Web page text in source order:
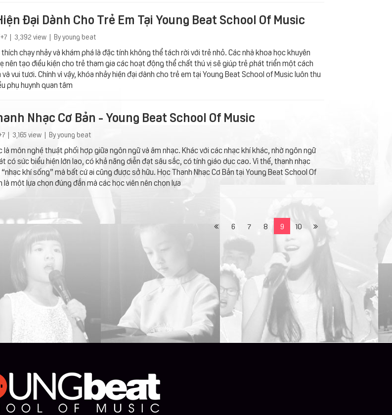
Đại Dành Cho Trẻ Em Tại Young Beat School Of Music
| 3,392 view | By young beat
chạy nhảy và khám phá là đặc tính không thể tách rời với trẻ nhỏ. Các nhà khoa học khuyên
nên tạo điều kiện cho trẻ tham gia các hoạt động thể chất thú vị sẽ giúp trẻ phát triển một cách
vui tươi. Chính vì vậy, khóa nhảy hiện đại dành cho trẻ em tại Young Beat School of Music luôn thu
phụ huynh quan tâm
Nhạc Cơ Bản - Young Beat School Of Music
| 3,165 view | By young beat
là môn nghệ thuật phối hợp giữa ngôn ngữ và âm nhạc. Khác với các nhạc khí khác, nhờ ngôn ngữ
có sức biểu hiện lớn lao, có khả năng diễn đạt sâu sắc, có tính giáo dục cao. Vì thế, thanh nhạc
khí sống” mà bất cứ ai cũng được sở hữu. Học Thanh Nhạc Cơ Bản tại Young Beat School Of
là một lựa chọn đúng đắn mà các học viên nên chọn lựa
6 7 8 9 10